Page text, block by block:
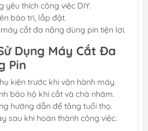
yêu thích công việc DIY.
bảo trì, lắp đặt.
cắt đa năng dùng pin tiện lợi.
Dụng Máy Cắt Đa
Pin
kiện trước khi vận hành máy.
bảo hộ khi cắt và chà nhám.
hướng dẫn để tăng tuổi thọ.
sau khi hoàn thành công việc.